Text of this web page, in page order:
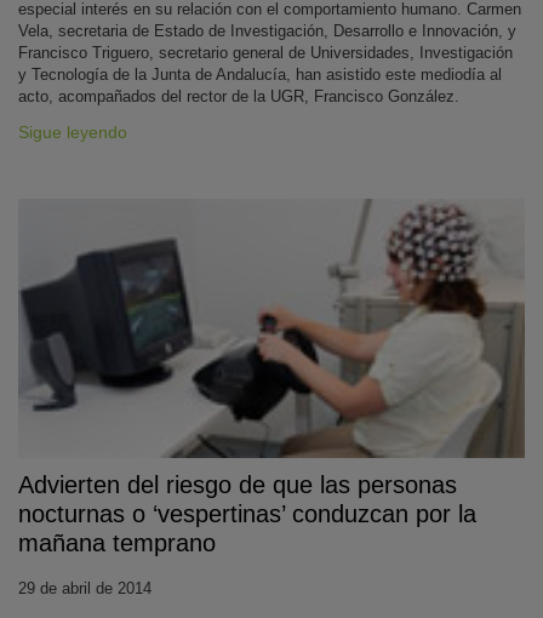
especial interés en su relación con el comportamiento humano. Carmen
Vela, secretaria de Estado de Investigación, Desarrollo e Innovación, y
Francisco Triguero, secretario general de Universidades, Investigación
y Tecnología de la Junta de Andalucía, han asistido este mediodía al
acto, acompañados del rector de la UGR, Francisco González.
Sigue leyendo
Advierten del riesgo de que las personas
nocturnas o ‘vespertinas’ conduzcan por la
mañana temprano
29 de abril de 2014